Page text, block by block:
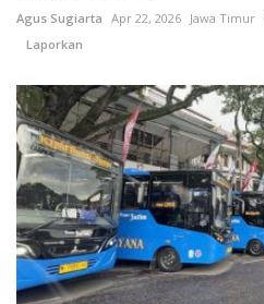
Agus Sugiarta Apr 22, 2026 Jawa Timur
Laporkan